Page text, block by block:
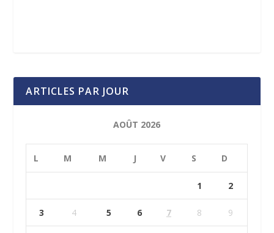
ARTICLES PAR JOUR
AOÛT 2026
L M M J V S D
1 2
3 4 5 6 7 8 9